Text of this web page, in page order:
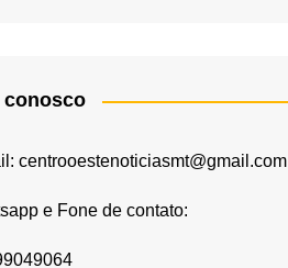
conosco
centrooestenoticiasmt@gmail.com
e Fone de contato: